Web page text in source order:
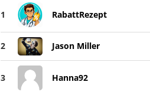
1 RabattRezept
2 Jason Miller
3 Hanna92